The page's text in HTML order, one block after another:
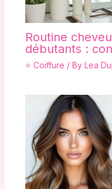
Routine
débutants :
⭐ Coiffure / By Lea